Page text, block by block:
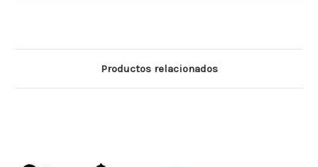
Productos relacionados